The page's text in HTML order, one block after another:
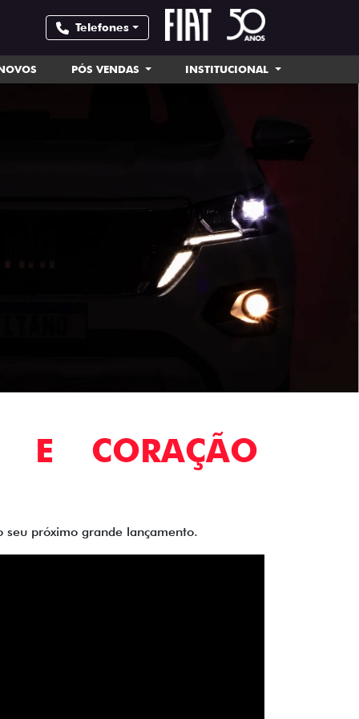
Telefones
PÓS VENDAS INSTITUCIONAL
CORAÇÃO
próximo grande lançamento.